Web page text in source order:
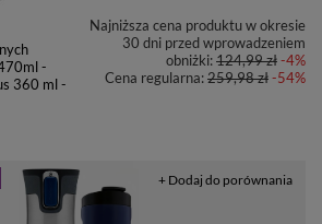
-
360 ml -
Najniższa cena produktu w okresie
30 dni przed wprowadzeniem
obniżki:124,99 zł-4%
Cena regularna:259,98 zł-54%
+ Dodaj do porównania